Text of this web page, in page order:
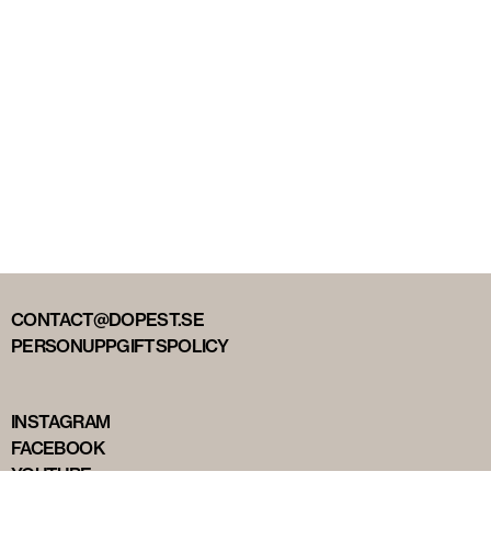
CONTACT@DOPEST.SE
PERSONUPPGIFTSPOLICY
INSTAGRAM
FACEBOOK
YOUTUBE